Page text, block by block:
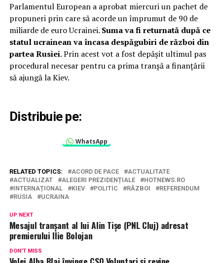
Parlamentul European a aprobat miercuri un pachet de
propuneri prin care să acorde un împrumut de 90 de
miliarde de euro Ucrainei. Suma va fi returnată după ce
statul ucrainean va încasa despăgubiri de război din
partea Rusiei. Prin acest vot a fost depășit ultimul pas
procedural necesar pentru ca prima tranșă a finanțării
să ajungă la Kiev.
Distribuie pe:
WhatsApp
RELATED TOPICS: ACORD DE PACE
ACTUALITATE
ACTUALIZAT
ALEGERI PREZIDENȚIALE
HOTNEWS.RO
INTERNAȚIONAL
KIEV POLITIC RĂZBOI
REFERENDUM
RUSIA
UCRAINA
UP NEXT
Mesajul tranșant al lui Alin Tișe (PNL Cluj) adresat
premierului Ilie Bolojan
DON'T MISS